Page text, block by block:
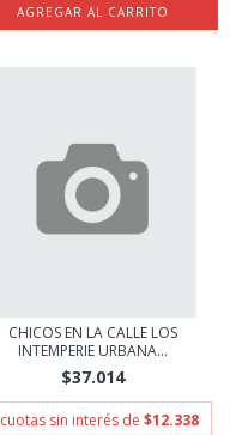
CHICOS EN LA CALLE LOS
INTEMPERIE URBANA...
$37.014
cuotas sin interés de $12.338